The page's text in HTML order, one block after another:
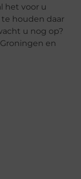
het voor u
houden daar
u nog op?
en